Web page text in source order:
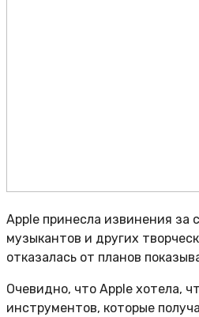
Apple принесла извинения за
музыкантов и других
отказалась от планов
Очевидно, что Apple хотела,
инструментов, которые